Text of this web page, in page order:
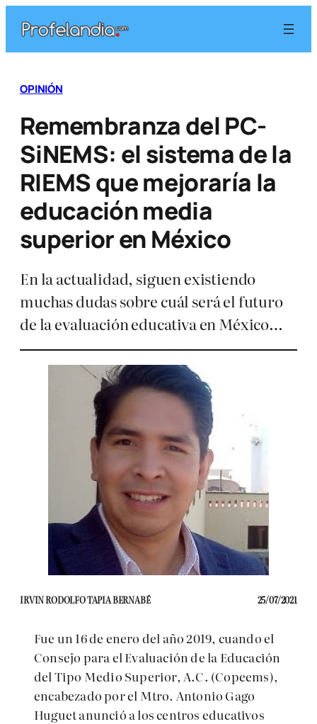
contenido
OPINIÓN
Remembranza del PC-
SiNEMS: el sistema de la
RIEMS que mejoraría la
educación media
superior en México
En la actualidad, siguen existiendo
muchas dudas sobre cuál será el futuro
de la evaluación educativa en México…
IRVIN RODOLFO TAPIA BERNABÉ 25/07/2021
Fue un 16 de enero del año 2019, cuando el
Consejo para el Evaluación de la Educación
del Tipo Medio Superior, A.C. (Copeems),
encabezado por el Mtro. Antonio Gago
Huguet anunció a los centros educativos